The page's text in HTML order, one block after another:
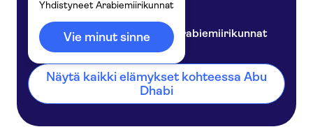
Yhdistyneet Arabiemiirikunnat
Vie minut sinneYhdistyneet Arabiemiirikunnat
Näytä kaikki elämykset kohteessa Abu
Dhabi